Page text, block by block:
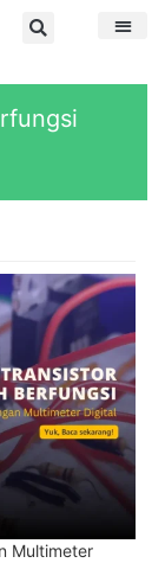
Multimeter